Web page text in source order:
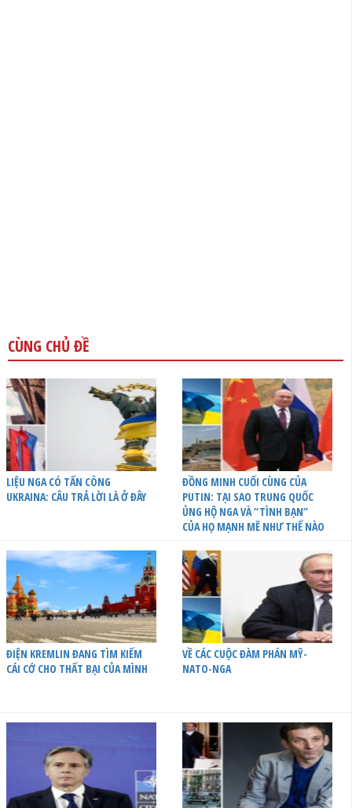
CÙNG CHỦ ĐỀ
LIỆU NGA CÓ TẤN CÔNG
UKRAINA: CÂU TRẢ LỜI LÀ Ở ĐÂY
ĐỒNG MINH CUỐI CÙNG CỦA
PUTIN: TẠI SAO TRUNG QUỐC
ỦNG HỘ NGA VÀ “TÌNH BẠN”
CỦA HỌ MẠNH MẼ NHƯ THẾ NÀO
ĐIỆN KREMLIN ĐANG TÌM KIẾM
CÁI CỚ CHO THẤT BẠI CỦA MÌNH
VỀ CÁC CUỘC ĐÀM PHÁN MỸ-
NATO-NGA